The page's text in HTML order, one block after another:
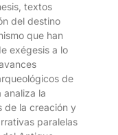
textos
del destino
que han
exégesis a lo
de
analiza la
de la creación y
paralelas